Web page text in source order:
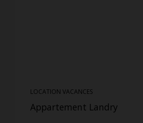
LOCATION VACANCES
Appartement Landry